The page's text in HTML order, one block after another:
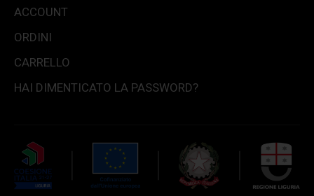
ACCOUNT
ORDINI
CARRELLO
HAI DIMENTICATO LA PASSWORD?